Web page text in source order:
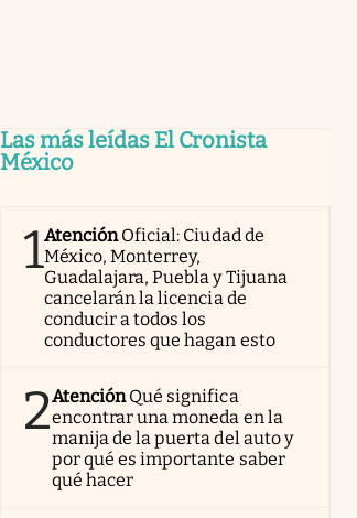
Las más leídas El Cronista
México
1AtenciónOficial: Ciudad de
México, Monterrey,
Guadalajara, Puebla y Tijuana
cancelarán la licencia de
conducir a todos los
conductores que hagan esto
2AtenciónQué significa
encontrar una moneda en la
manija de la puerta del auto y
por qué es importante saber
qué hacer